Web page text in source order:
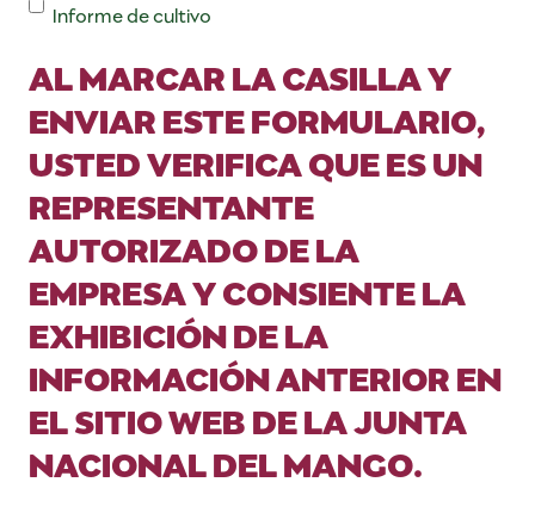
Informe de cultivo
AL MARCAR LA CASILLA Y
ENVIAR ESTE FORMULARIO,
USTED VERIFICA QUE ES UN
REPRESENTANTE
AUTORIZADO DE LA
EMPRESA Y CONSIENTE LA
EXHIBICIÓN DE LA
INFORMACIÓN ANTERIOR EN
EL SITIO WEB DE LA JUNTA
NACIONAL DEL MANGO.